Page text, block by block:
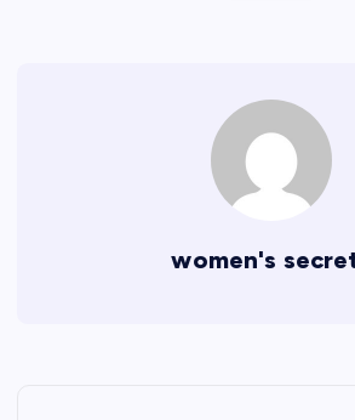
women's